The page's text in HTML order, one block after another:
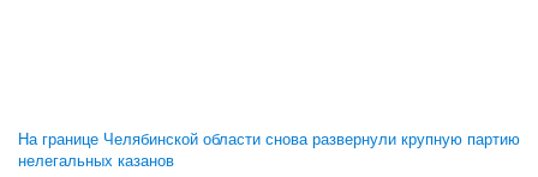
На границе Челябинской области снова развернули крупную партию
нелегальных казанов